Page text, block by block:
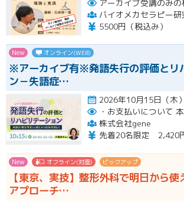
バイオメカセラピー研
5500円（税込み）
New オンライン(WEB)
※アーカイブ有※発語失行の評価とリ
ン－失語症…
・お支払いについて 本セミ
株式会社gene
New オフライン(対面) ピックアップ
【東京、実技】整形外科で明日から
アプローチ…